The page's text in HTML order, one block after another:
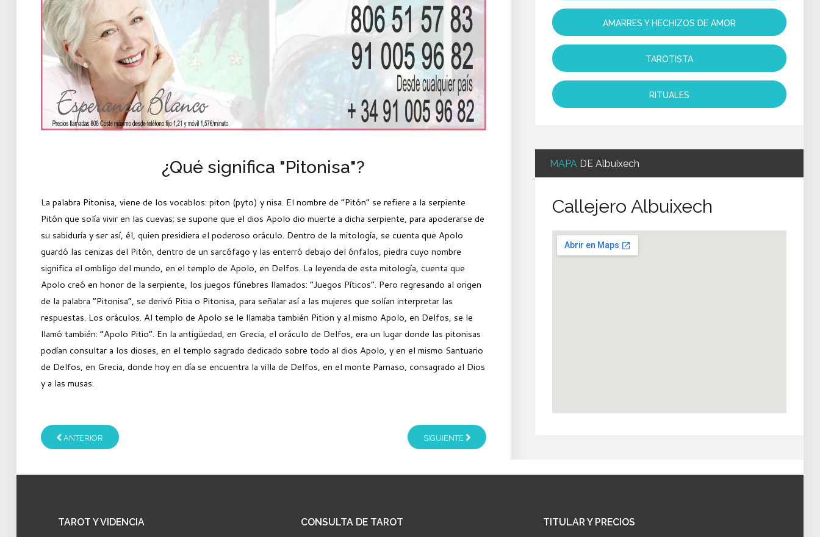
¿Qué significa "Pitonisa"?
La palabra Pitonisa, viene de los vocablos: piton (pyto) y nisa. El nombre de “Pitón” se refiere a la serpiente
Pitón que solía vivir en las cuevas; se supone que el dios Apolo dio muerte a dicha serpiente, para apoderarse de
su sabiduría y ser así, él, quien presidiera el poderoso oráculo. Dentro de la mitología, se cuenta que Apolo
guardó las cenizas del Pitón, dentro de un sarcófago y las enterró debajo del ónfalos, piedra cuyo nombre
significa el ombligo del mundo, en el templo de Apolo, en Delfos. La leyenda de esta mitología, cuenta que
Apolo creó en honor de la serpiente, los juegos fúnebres llamados: “Juegos Píticos”. Pero regresando al origen
de la palabra “Pitonisa”, se derivó Pitia o Pitonisa, para señalar así a las mujeres que solían interpretar las
respuestas. Los oráculos. Al templo de Apolo se le llamaba también Pition y al mismo Apolo, en Delfos, se le
llamó también: “Apolo Pitio”. En la antigüedad, en Grecia, el oráculo de Delfos, era un lugar donde las pitonisas
podían consultar a los dioses, en el templo sagrado dedicado sobre todo al dios Apolo, y en el mismo Santuario
de Delfos, en Grecia, donde hoy en día se encuentra la villa de Delfos, en el monte Parnaso, consagrado al Dios
y a las musas.
ANTERIOR SIGUIENTE
AMARRES Y HECHIZOS DE AMOR
TAROTISTA
RITUALES
MAPA DE Albuixech
Callejero Albuixech
TAROT Y VIDENCIA CONSULTA DE TAROT TITULARY PRECIOS